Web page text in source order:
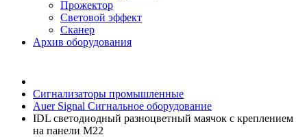
Прожектор
Световой эффект
Сканер
Архив оборудования
Сигнализаторы промышленные
Auer Signal Сигнальное оборудование
IDL светодиодный разноцветный маячок с креплением
на панели M22